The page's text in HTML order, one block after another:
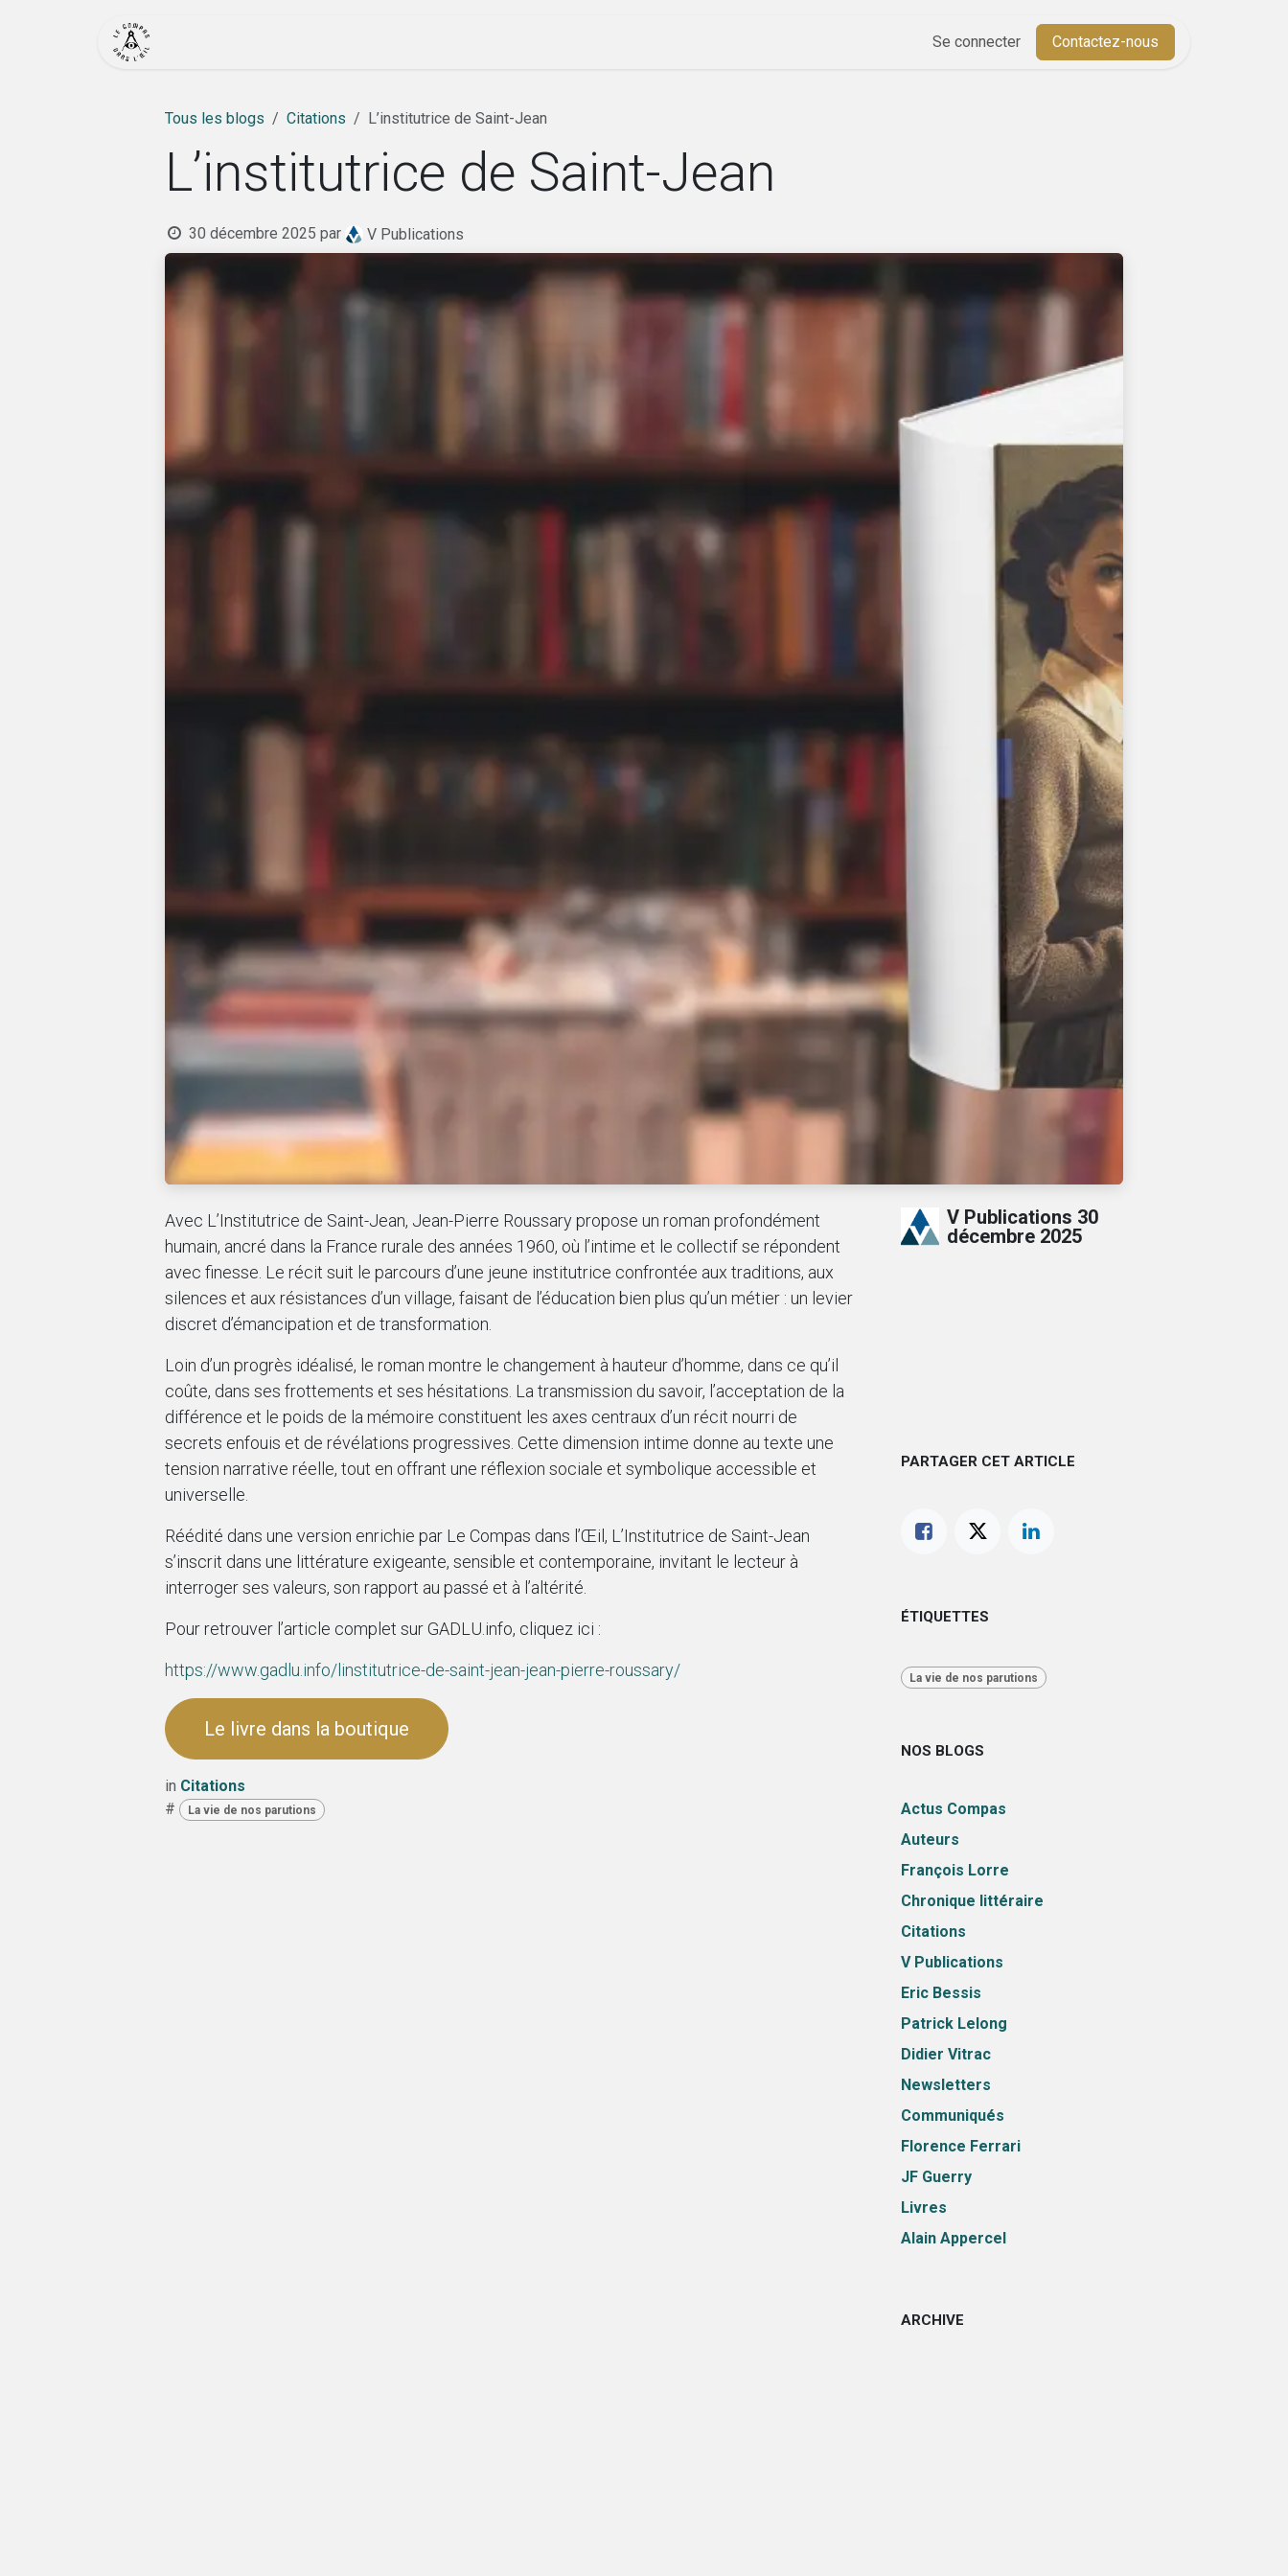
Cours
Se connecter Contactez-nous
Tous les blogs Citations L’institutrice de Saint-Jean
L’institutrice de Saint-Jean
30 décembre 2025 par V Publications
Avec L’Institutrice de Saint-Jean, Jean-Pierre Roussary propose un roman profondément
humain, ancré dans la France rurale des années 1960, où l’intime et le collectif se répondent
avec finesse. Le récit suit le parcours d’une jeune institutrice confrontée aux traditions, aux
silences et aux résistances d’un village, faisant de l’éducation bien plus qu’un métier : un levier
discret d’émancipation et de transformation.
Loin d’un progrès idéalisé, le roman montre le changement à hauteur d’homme, dans ce qu’il
coûte, dans ses frottements et ses hésitations. La transmission du savoir, l’acceptation de la
différence et le poids de la mémoire constituent les axes centraux d’un récit nourri de
secrets enfouis et de révélations progressives. Cette dimension intime donne au texte une
tension narrative réelle, tout en offrant une réflexion sociale et symbolique accessible et
universelle.
Réédité dans une version enrichie par Le Compas dans l’Œil, L’Institutrice de Saint-Jean
s’inscrit dans une littérature exigeante, sensible et contemporaine, invitant le lecteur à
interroger ses valeurs, son rapport au passé et à l’altérité.
Pour retrouver l’article complet sur GADLU.info, cliquez ici :
https://www.gadlu.info/linstitutrice-de-saint-jean-jean-pierre-roussary/
Le livre dans la boutique
in Citations
#
La vie de nos parutions
V Publications 30
décembre 2025
PARTAGER CET ARTICLE
ÉTIQUETTES
La vie de nos parutions
NOS BLOGS
Actus Compas
Auteurs
François Lorre
Chronique littéraire
Citations
V Publications
Eric Bessis
Patrick Lelong
Didier Vitrac
Newsletters
Communiqués
Florence Ferrari
JF Guerry
Livres
Alain Appercel
ARCHIVE